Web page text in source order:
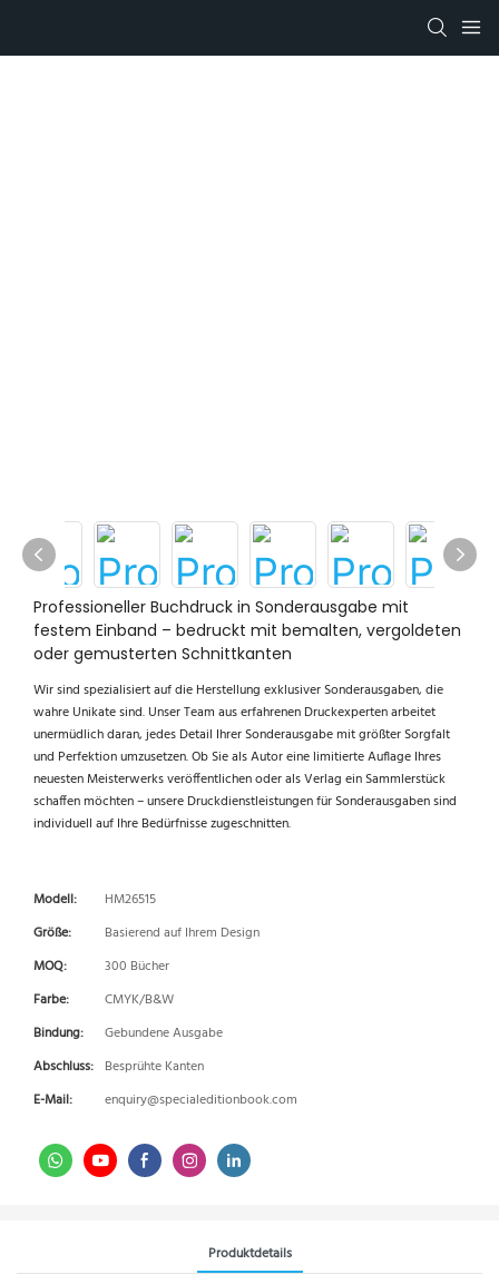
Professioneller Buchdruck in Sonderausgabe mit
festem Einband – bedruckt mit bemalten, vergoldeten
oder gemusterten Schnittkanten
Wir sind spezialisiert auf die Herstellung exklusiver Sonderausgaben, die
wahre Unikate sind. Unser Team aus erfahrenen Druckexperten arbeitet
unermüdlich daran, jedes Detail Ihrer Sonderausgabe mit größter Sorgfalt
und Perfektion umzusetzen. Ob Sie als Autor eine limitierte Auflage Ihres
neuesten Meisterwerks veröffentlichen oder als Verlag ein Sammlerstück
schaffen möchten – unsere Druckdienstleistungen für Sonderausgaben sind
individuell auf Ihre Bedürfnisse zugeschnitten.
Modell:
HM26515
Größe:
Basierend auf Ihrem Design
MOQ:
300 Bücher
Farbe:
CMYK/B&W
Bindung:
Gebundene Ausgabe
Abschluss: Besprühte Kanten
E-Mail:
enquiry@specialeditionbook.com
Produktdetails